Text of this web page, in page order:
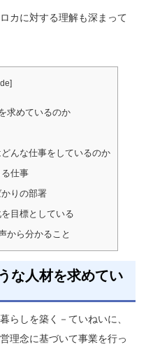
カに対する理解も深まって
]
求めているのか
んな仕事をしているのか
仕事
りの部署
目標としている
から分かること
な人材を求めてい
らしを築く－ていねいに、
理念に基づいて事業を行っ